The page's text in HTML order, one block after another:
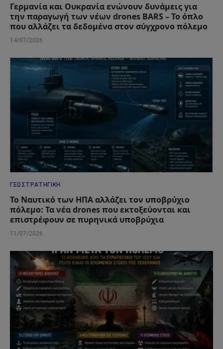
Γερμανία και Ουκρανία ενώνουν δυνάμεις για
την παραγωγή των νέων drones BARS – Το όπλο
που αλλάζει τα δεδομένα στον σύγχρονο πόλεμο
14/07/2026
ΓΕΩΣΤΡΑΤΗΓΙΚΉ
Το Ναυτικό των ΗΠΑ αλλάζει τον υποβρύχιο
πόλεμο: Τα νέα drones που εκτοξεύονται και
επιστρέφουν σε πυρηνικά υποβρύχια
11/07/2026